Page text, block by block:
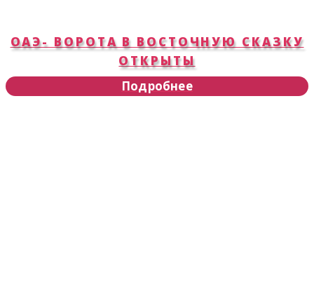
ОАЭ- ВОРОТА В ВОСТОЧНУЮ СКАЗКУ
ОТКРЫТЫ
Подробнее